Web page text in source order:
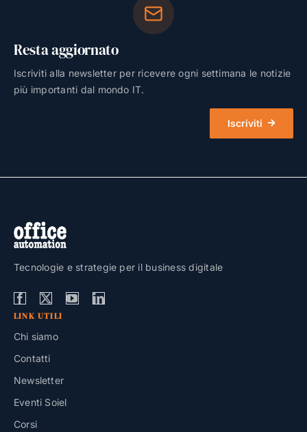
Resta aggiornato
Iscriviti alla newsletter per ricevere ogni settimana le notizie
più importanti dal mondo IT.
Iscriviti
Tecnologie e strategie per il business digitale
LINK UTILI
Chi siamo
Contatti
Newsletter
Eventi Soiel
Corsi